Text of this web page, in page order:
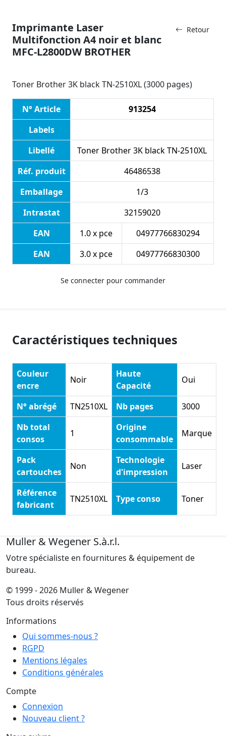
Retour
Imprimante Laser
Multifonction A4 noir et blanc
MFC-L2800DW BROTHER
Toner Brother 3K black TN-2510XL (3000 pages)
N° Article
913254
Labels
Libellé
Toner Brother 3K black TN-2510XL
Réf. produit
46486538
Emballage
1/3
Intrastat
32159020
EAN
1.0 x pce
04977766830294
EAN
3.0 x pce 04977766830300
Se connecter pour commander
Caractéristiques techniques
Couleur
encre
Noir
Haute
Capacité
Oui
N° abrégé TN2510XL Nb pages
3000
Nb total
consos
1
Origine
consommable
Marque
Pack
cartouches
Non
Technologie
d'impression
Laser
Référence
fabricant
TN2510XL Type conso Toner
Muller & Wegener S.à.r.l.
Votre spécialiste en fournitures & équipement de
bureau.
© 1999 - 2026 Muller & Wegener
Tous droits réservés
Informations
Qui sommes-nous ?
RGPD
Mentions légales
Conditions générales
Compte
Connexion
Nouveau client ?